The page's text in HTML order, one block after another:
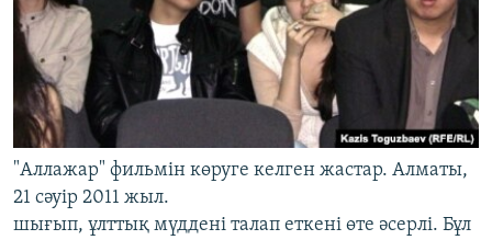
"Аллажар" фильмін көруге келген жастар. Алматы,
21 сәуір 2011 жыл.
шығып, ұлттық мүддені талап еткені өте әсерлі. Бұл